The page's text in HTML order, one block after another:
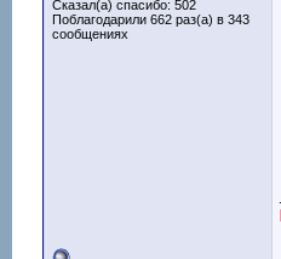
Сказал(а) спасибо: 502
Поблагодарили 662 раз(а) в 343
сообщениях